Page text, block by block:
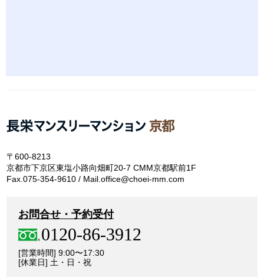
〒600-8213
京都市下京区東塩小路向畑町20-7 CMM京都駅前1F
Fax.075-354-9610 / Mail.office@choei-mm.com
お問合せ・予約受付
0120-86-3912
[営業時間] 9:00〜17:30
[休業日] 土・日・祝